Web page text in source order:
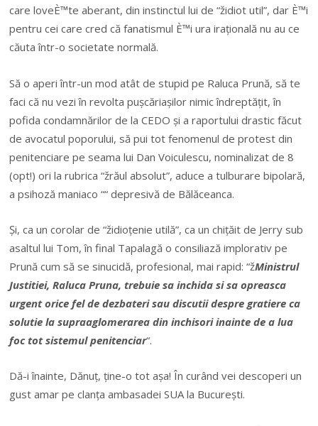
care loveÈ™te aberant, din instinctul lui de “židiot util”, dar È™i
pentru cei care cred că fanatismul È™i ura irațională nu au ce
căuta într-o societate normală.
Să o aperi într-un mod atât de stupid pe Raluca Prună, să te
faci că nu vezi în revolta pușcăriașilor nimic îndreptățit, în
pofida condamnărilor de la CEDO și a raportului drastic făcut
de avocatul poporului, să pui tot fenomenul de protest din
penitenciare pe seama lui Dan Voiculescu, nominalizat de 8
(opt!) ori la rubrica “žrăul absolut”, aduce a tulburare bipolară,
a psihoză maniaco ““ depresivă de Bălăceanca.
Și, ca un corolar de “židioțenie utilă”, ca un chițăit de Jerry sub
asaltul lui Tom, în final Tapalagă o consiliază implorativ pe
Prună cum să se sinucidă, profesional, mai rapid: “žMinistrul
Justitiei, Raluca Pruna, trebuie sa inchida si sa opreasca
urgent orice fel de dezbateri sau discutii despre gratiere ca
solutie la supraaglomerarea din inchisori inainte de a lua
foc tot sistemul penitenciar“.
Dă-i înainte, Dănuț, ține-o tot așa! În curând vei descoperi un
gust amar pe clanța ambasadei SUA la București.